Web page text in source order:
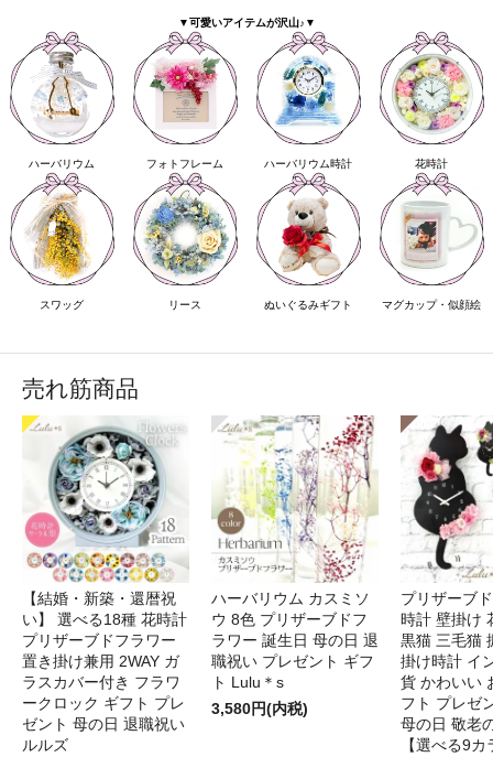
▼可愛いアイテムが沢山♪▼
ハーバリウム フォトフレーム ハーバリウム時計 花時計
スワッグ リース ぬいぐるみギフト マグカップ・似顔絵
売れ筋商品
【結婚・新築・還暦祝
い】 選べる18種 花時計
プリザーブドフラワー
置き掛け兼用 2WAY ガ
ラスカバー付き フラワ
ークロック ギフト プレ
ゼント 母の日 退職祝い
ルルズ
ハーバリウム カスミソ
ウ 8色 プリザーブドフ
ラワー 誕生日 母の日 退
職祝い プレゼント ギフ
ト Lulu＊s
3,580円(内税)
プリザーブ
時計 壁掛け
黒猫 三毛猫
掛け時計 イ
貨 かわいい
フト プレゼ
母の日 敬老
【選べる9カ